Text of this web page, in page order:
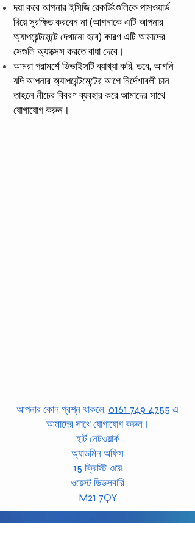
দয়া করে আপনার ইসিজি রেকর্ডিংগুলিকে পাসওয়ার্ড
দিয়ে সুরক্ষিত করবেন না (আপনাকে এটি আপনার
অ্যাপয়েন্টমেন্টে দেখানো হবে) কারণ এটি আমাদের
সেগুলি অ্যাক্সেস করতে বাধা দেবে।
আমরা পরামর্শে ডিভাইসটি ব্যাখ্যা করি, তবে, আপনি
যদি আপনার অ্যাপয়েন্টমেন্টের আগে নির্দেশাবলী চান
তাহলে নীচের বিবরণ ব্যবহার করে আমাদের সাথে
যোগাযোগ করুন।
আপনার কোন প্রশ্ন থাকলে, 0161 749 4755 এ
আমাদের সাথে যোগাযোগ করুন।
হার্ট নেটওয়ার্ক
অ্যাডমিন অফিস
15 ক্রিস্টি ওয়ে
ওয়েস্ট ডিডসবারি
M21 7QY